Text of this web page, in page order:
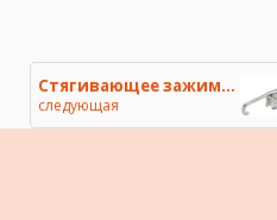
Стягивающее зажимное устройств
следующая